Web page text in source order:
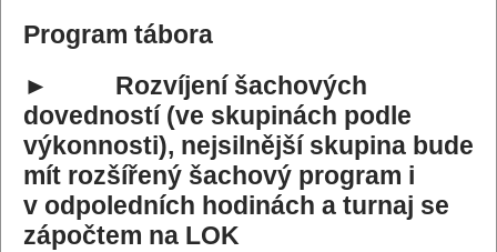
Program tábora
► Rozvíjení šachových
dovedností (ve skupinách podle
výkonnosti), nejsilnější skupina bude
mít rozšířený šachový program i
v odpoledních hodinách a turnaj se
zápočtem na LOK